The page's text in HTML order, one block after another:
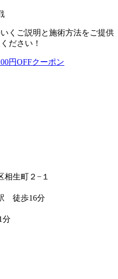
くご説明と施術方法をご提供
ださい！
生町２−１
徒歩16分
分